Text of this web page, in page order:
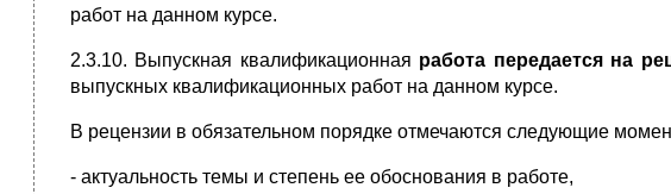
работ на данном курсе.
2.3.10. Выпускная квалификационная работа передается на
выпускных квалификационных работ на данном курсе.
В рецензии в обязательном порядке отмечаются следующие
- актуальность темы и степень ее обоснования в работе,